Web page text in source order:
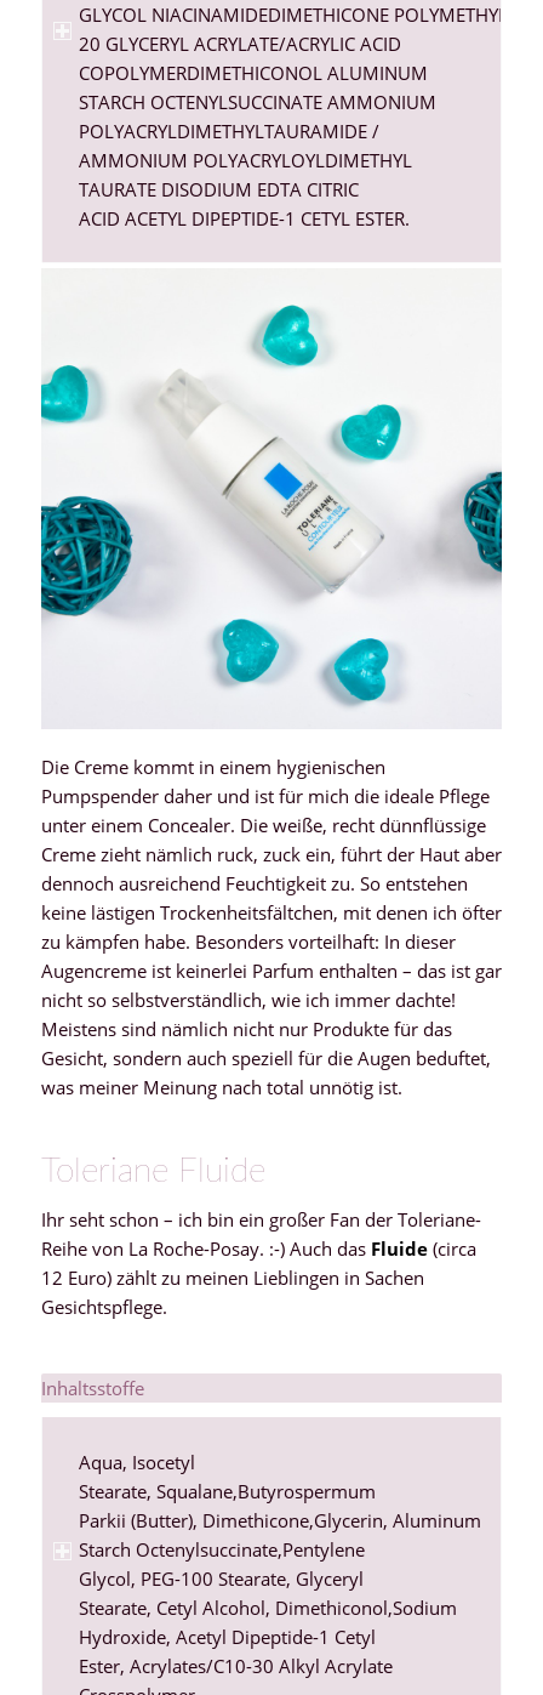
GLYCOL NIACINAMIDEDIMETHICONE
20 GLYCERYL ACRYLATE/ACRYLIC ACID
COPOLYMERDIMETHICONOL ALUMINUM
STARCH OCTENYLSUCCINATEAMMONIUM
POLYACRYLDIMETHYLTAURAMIDE /
AMMONIUM POLYACRYLOYLDIMETHYL
TAURATE DISODIUM EDTA CITRIC
ACID ACETYL DIPEPTIDE-1 CETYL ESTER.
Die Creme kommt in einem hygienischen
Pumpspender daher und ist für mich die ideale Pflege
unter einem Concealer. Die weiße, recht dünnflüssige
Creme zieht nämlich ruck, zuck ein, führt der Haut aber
dennoch ausreichend Feuchtigkeit zu. So entstehen
keine lästigen Trockenheitsfältchen, mit denen ich öfter
zu kämpfen habe. Besonders vorteilhaft: In dieser
Augencreme ist keinerlei Parfum enthalten – das ist gar
nicht so selbstverständlich, wie ich immer dachte!
Meistens sind nämlich nicht nur Produkte für das
Gesicht, sondern auch speziell für die Augen beduftet,
was meiner Meinung nach total unnötig ist.
Toleriane Fluide
Ihr seht schon – ich bin ein großer Fan der Toleriane-
Reihe von La Roche-Posay. :-) Auch das Fluide(circa
12 Euro) zählt zu meinen Lieblingen in Sachen
Gesichtspflege.
Inhaltsstoffe
Aqua, Isocetyl
Stearate, Squalane,Butyrospermum
Parkii (Butter), Dimethicone,Glycerin, Aluminum
Starch Octenylsuccinate,Pentylene
Glycol, PEG-100 Stearate, Glyceryl
Stearate, Cetyl Alcohol, Dimethiconol,Sodium
Hydroxide, Acetyl Dipeptide-1 Cetyl
Ester, Acrylates/C10-30 Alkyl Acrylate